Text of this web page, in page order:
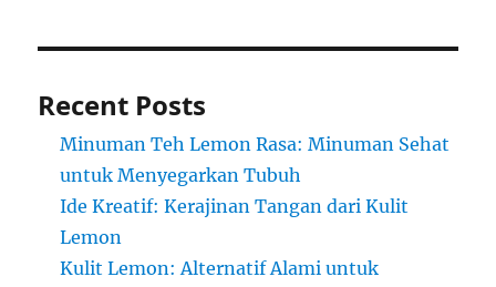
Recent Posts
Minuman Teh Lemon Rasa: Minuman Sehat
untuk Menyegarkan Tubuh
Ide Kreatif: Kerajinan Tangan dari Kulit
Lemon
Kulit Lemon: Alternatif Alami untuk